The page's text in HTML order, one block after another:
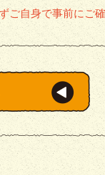
ご自身で事前にご